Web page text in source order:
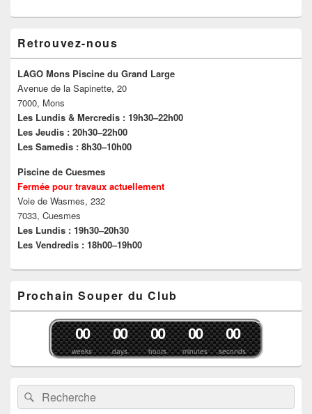
e
n
s
u
n
e
n
o
u
v
e
l
e
e
n
ê
r
e
)
d
s
u
n
e
n
o
u
e
l
l
e
f
n
ê
t
e
n
i
(
o
u
v
r
a
n
s
u
n
u
e
f
e
ê
e
v
f
e
n
e
)
Retrouvez-nous
LAGO Mons Piscine du Grand Large
Avenue de la Sapinette, 20
7000, Mons
Les Lundis & Mercredis : 19h30–22h00
Les Jeudis : 20h30–22h00
Les Samedis : 8h30–10h00
Piscine de Cuesmes
Fermée pour travaux actuellement
Voie de Wasmes, 232
7033, Cuesmes
Les Lundis : 19h30–20h30
Les Vendredis : 18h00–19h00
Prochain Souper du Club
weeks
00
days
00
hours
00
minutes
00
seconds
00
Recherche :Rechercher